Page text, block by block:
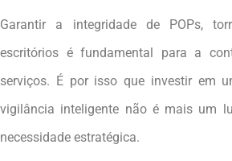
Garantir a integridade de POPs,
escritórios é fundamental para a
serviços. É por isso que investir em
vigilância inteligente não é mais um
necessidade estratégica.